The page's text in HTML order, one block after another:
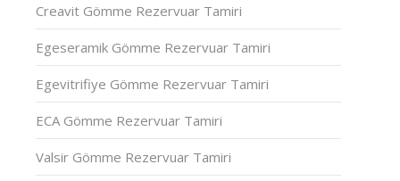
Creavit Gömme Rezervuar Tamiri
Egeseramik Gömme Rezervuar Tamiri
Egevitrifiye Gömme Rezervuar Tamiri
ECA Gömme Rezervuar Tamiri
Valsir Gömme Rezervuar Tamiri